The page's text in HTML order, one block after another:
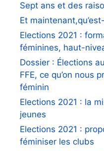
Sept ans et des
Et
Elections 2021 :
féminines, haut-
Dossier : Élections
FFE, ce qu’on nous
féminin
Elections 2021 : la
jeunes
Elections 2021 :
féminiser les clubs